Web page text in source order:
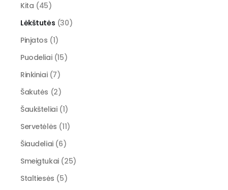
Kita (45)
Lėkštutės (30)
Pinjatos (1)
Puodeliai (15)
Rinkiniai (7)
Šakutės (2)
Šaukšteliai (1)
Servetėlės (11)
Šiaudeliai (6)
Smeigtukai (25)
Staltiesės (5)